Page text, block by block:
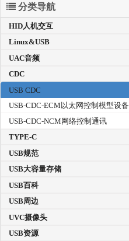
分类导航
HID人机交互
Linux&USB
UAC音频
CDC
USB CDC
USB-CDC-ECM以太网控制模型设备
USB-CDC-NCM网络控制通讯
TYPE-C
USB规范
USB大容量存储
USB百科
USB周边
UVC摄像头
USB资源